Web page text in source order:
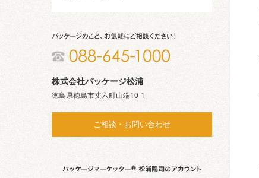
株式会社パッケージ松浦
徳島県徳島市丈六町山端10-1
ご相談・お問い合わせ